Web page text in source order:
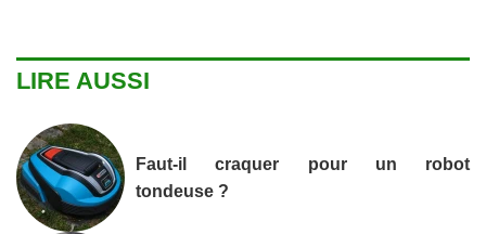
LIRE AUSSI
Faut-il craquer pour un robot
tondeuse ?